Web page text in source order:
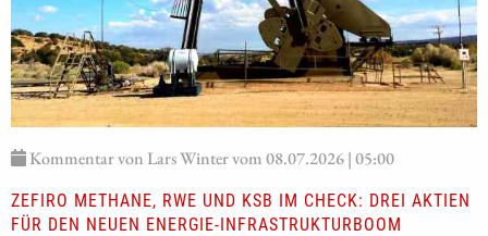
Kommentar von Lars Winter vom 08.07.2026 | 05:00
ZEFIRO METHANE, RWE UND KSB IM CHECK: DREI AKTIEN
FÜR DEN NEUEN ENERGIE-INFRASTRUKTURBOOM